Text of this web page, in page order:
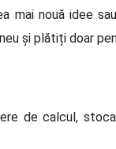
mai nouă idee
și plătiți doar
de calcul,